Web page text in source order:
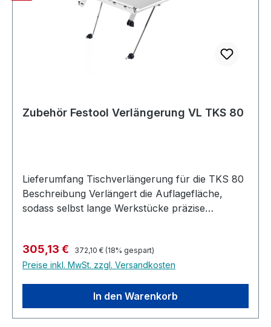
Zubehör Festool Verlängerung VL TKS 80
Lieferumfang Tischverlängerung für die TKS 80
Beschreibung Verlängert die Auflagefläche,
sodass selbst lange Werkstücke präzise
Auflagefläche um 580 mm Einfacher und
schneller An- und Abbau Mit justierbarer
Maßskala
Verkaufspreis:
305,13 € Regulärer Preis:
372,10 € (18% gespart)
Preise inkl. MwSt. zzgl. Versandkosten
In den Warenkorb